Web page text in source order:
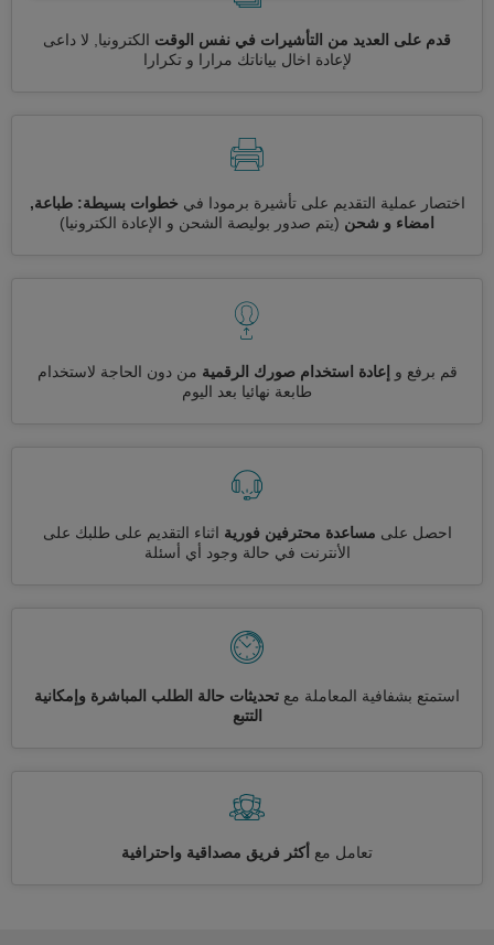
قدم على العديد من التأشيرات في نفس الوقت الكترونيا, لا داعى
لإعادة اخال بياناتك مرارا و تكرارا
اختصار عملية التقديم على تأشيرة برمودا في خطوات بسيطة: طباعة,
امضاء و شحن (يتم صدور بوليصة الشحن و الإعادة الكترونيا)
قم برفع و إعادة استخدام صورك الرقمية من دون الحاجة لاستخدام
طابعة نهائيا بعد اليوم
احصل على مساعدة محترفين فورية اثناء التقديم على طلبك على
الأنترنت في حالة وجود أي أسئلة
استمتع بشفافية المعاملة مع تحديثات حالة الطلب المباشرة وإمكانية
التتبع
تعامل مع أكثر فريق مصداقية واحترافية